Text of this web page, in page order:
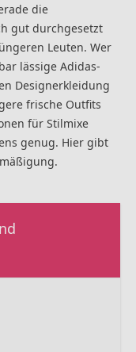
die
gut durchgesetzt
Leuten. Wer
lässige Adidas-
Designerkleidung
frische Outfits
für Stilmixe
genug. Hier gibt